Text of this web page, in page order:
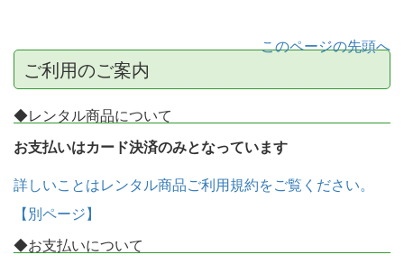
このページの先頭へ
ご利用のご案内
◆レンタル商品について
お支払いはカード決済のみとなっています
詳しいことはレンタル商品ご利用規約をご覧ください。
【別ページ】
◆お支払いについて